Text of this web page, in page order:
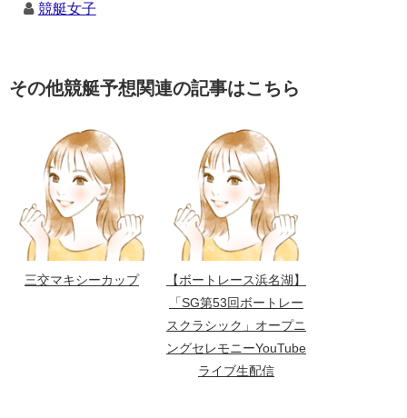
競艇女子
その他競艇予想関連の記事はこちら
三交マキシーカップ
【ボートレース浜名湖】
「SG第53回ボートレー
スクラシック」オープニ
ングセレモニーYouTube
ライブ生配信